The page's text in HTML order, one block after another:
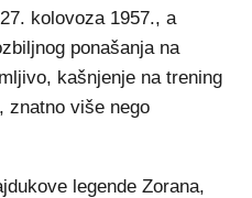
kolovoza 1957., a
ponašanja na
kašnjenje na trening
znatno više nego
legende Zorana,